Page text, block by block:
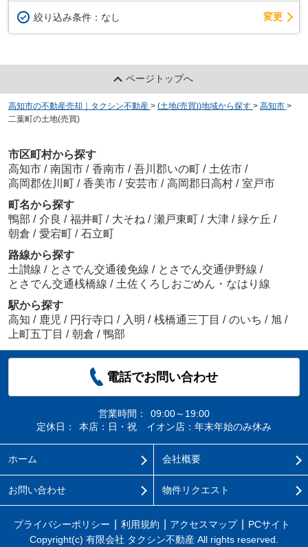
絞り込み条件： なし 変更
ページトップへ
高知市の不動産売却｜タクシン不動産 > (土地(売買))地域から探す > 高知市 >
二葉町の土地(売買)
市区町村から探す
高知市 / 南国市 / 香南市 / 吾川郡いの町 / 土佐市 /
高岡郡佐川町 / 香美市 / 安芸市 / 高岡郡日高村 / 室戸市
町名から探す
鴨部 / 介良 / 福井町 / 大そね / 瀬戸東町 / 大津 / 緑ケ丘 /
朝倉 / 愛宕町 / 石立町
路線から探す
土讃線 / とさでん交通後免線 / とさでん交通伊野線 /
とさでん交通桟橋線 / 土佐くろしおごめん・なはり線
駅から探す
高知 / 鹿児 / 円行寺口 / 入明 / 桟橋通三丁目 / のいち / 旭 /
上町五丁目 / 朝倉 / 鴨部
電話でお問い合わせ
営業時間：
09:00～19:00
定休日：
本店：日・祝 イオン店：年末年始のみ休み
ホーム 会社概要
お問い合わせ 物件リクエスト
プライバシーポリシー 利用規約 アクセスマップ
PCサイト
Copyright(c) 有限会社 タクシン不動産 All rights reserved.